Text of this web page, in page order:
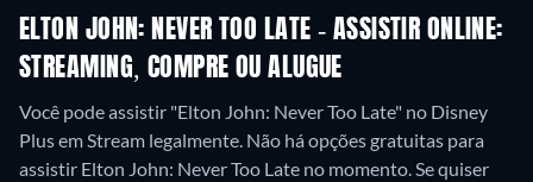
ELTON JOHN: NEVER TOO LATE - ASSISTIR ONLINE:
STREAMING, COMPRE OU ALUGUE
Você pode assistir "Elton John: Never Too Late" no Disney
Plus em Stream legalmente. Não há opções gratuitas para
assistir Elton John: Never Too Late no momento. Se quiser